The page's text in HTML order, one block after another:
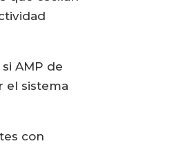
AMP de
el sistema
con